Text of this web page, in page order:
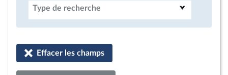
Type de recherche
Effacer les champs